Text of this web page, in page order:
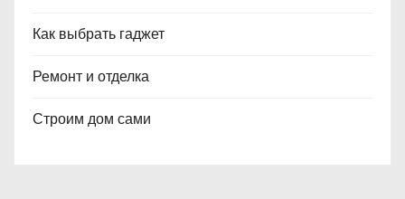
Как выбрать гаджет
Ремонт и отделка
Строим дом сами